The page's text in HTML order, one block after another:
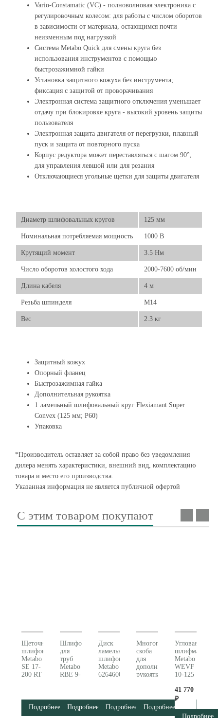
Vario-Constamatic (VC) - полноволновая электроника с
регулировочным колесом: для работы с числом оборотов
в зависимости от материала, остающимся почти
неизменным под нагрузкой
Система Metabo Quick для смены круга без
использования инструментов с помощью
быстрозажимной гайки
Установка защитного кожуха без инструмента;
фиксация с защитой от проворачивания
Электронная система защитного отключения уменьшает
отдачу при блокировке круга - высокий уровень защиты
пользователя
Электронная защита двигателя от перегрузки, плавный
пуск и защита от повторного пуска
Корпус редуктора может переставляться с шагом 90°,
для управления левшой или для резания
Отключающиеся угольные щетки для защиты двигателя
Диаметр шлифовальных кругов 125 мм
Номинальная потребляемая мощность 1000 В
Крутящий момент 3.5 Нм
Число оборотов холостого хода 2000-7600 об/мин
Длина кабеля 4 м
Резьба шпинделя М14
Вес 2.3 кг
Защитный кожух
Опорный фланец
Быстрозажимная гайка
Дополнительная рукоятка
1 ламельный шлифовальный круг Flexiamant Super
Convex (125 мм; P60)
Упаковка
*Производитель оставляет за собой право без уведомления
дилера менять характеристики, внешний вид, комплектацию
товара и место его производства.
Указанная информация не является публичной офертой
С этим товаром покупают
Щеточный
шлифователь
Metabo
SE 17-
200 RT
Подробнее
Шлифователь
для
труб
Metabo
RBE 9-
Подробнее
Диск
ламельный
шлифовальный
Metabo
626460000
Подробнее
Многопозиционная
скоба
для
дополнительной
рукоятки
Подробнее
Угловая
шлифмашина
Metabo
WEVF
10-125
Inox
SET
41 770
₽
Подробнее